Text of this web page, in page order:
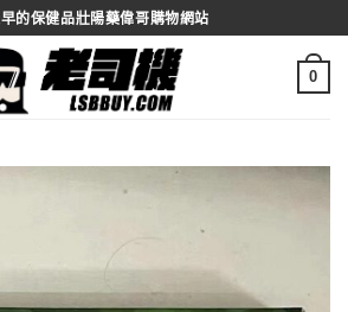
的保健品壯陽藥偉哥購物網站
0